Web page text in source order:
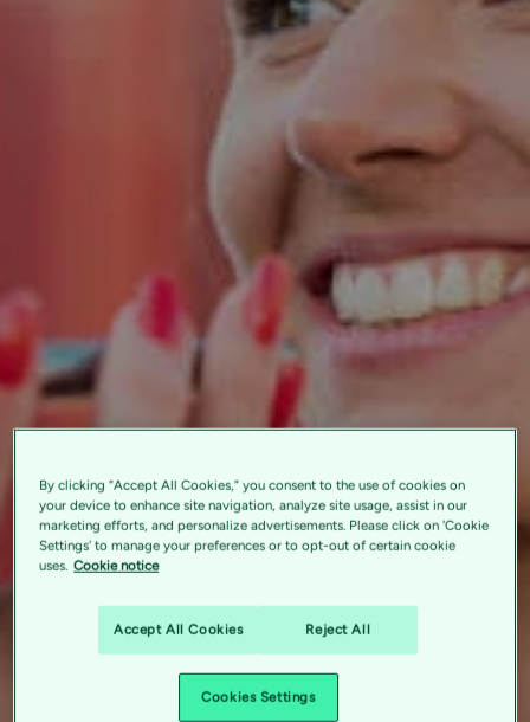
By clicking “Accept All Cookies,” you consent to the use of cookies on
your device to enhance site navigation, analyze site usage, assist in our
marketing efforts, and personalize advertisements. Please click on 'Cookie
Settings' to manage your preferences or to opt-out of certain cookie
uses. Cookie notice
Accept All Cookies Reject All
Cookies Settings